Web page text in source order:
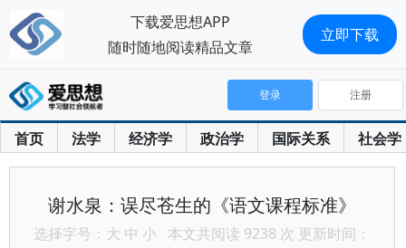
首页 法学 经济学 政治学 国际关系 社会学
登录 注册
谢水泉：误尽苍生的《语文课程标准》
选择字号： 大 中 小 本文共阅读 9238 次 更新时间：
下载爱思想APP
随时随地阅读精品文章
立即下载